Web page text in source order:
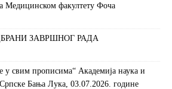
Медицинском факултету Фоча
ЗАВРШНОГ РАДА
у свим прописима“ Академија наука и
Бања Лука, 03.07.2026. године